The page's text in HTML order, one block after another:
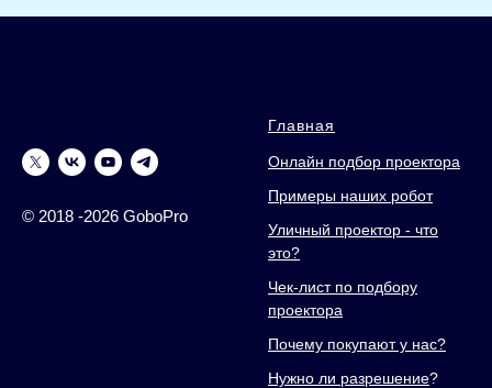
© 2018 -2026 GoboPro
Главная
Онлайн подбор проектора
Примеры наших робот
Уличный проектор - что
это?
Чек-лист по подбору
проектора
Почему покупают у нас?
Нужно ли разрешение?